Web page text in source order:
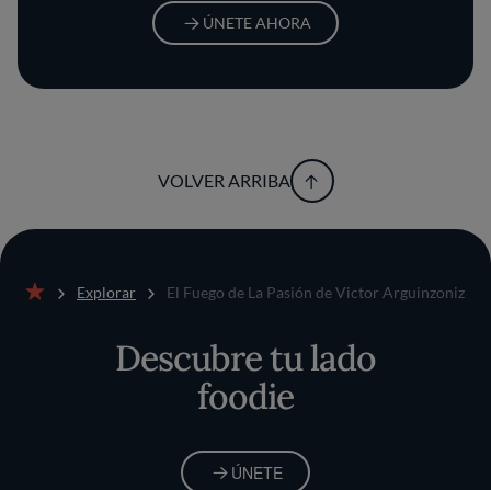
ÚNETE AHORA
VOLVER ARRIBA
Explorar El Fuego de La Pasión de Victor Arguinzoniz
Descubre tu lado
foodie
ÚNETE